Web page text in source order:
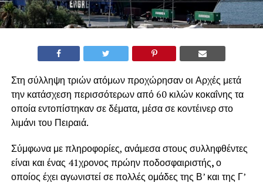
Στη σύλληψη τριών ατόμων προχώρησαν οι Αρχές μετά
την κατάσχεση περισσότερων από 60 κιλών κοκαΐνης τα
οποία εντοπίστηκαν σε δέματα, μέσα σε κοντέινερ στο
λιμάνι του Πειραιά.
Σύμφωνα με πληροφορίες, ανάμεσα στους συλληφθέντες
είναι και ένας 41χρονος πρώην ποδοσφαιριστής,ο
οποίος έχει αγωνιστεί σε πολλές ομάδες της Β’ και της Γ’